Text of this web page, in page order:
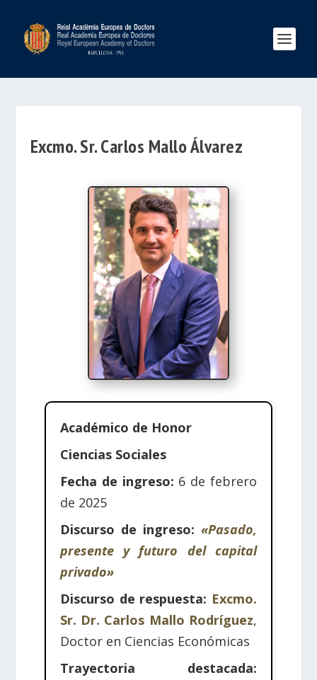
Excmo. Sr. Carlos Mallo Álvarez
Académico de Honor
Ciencias Sociales
Fecha de ingreso: 6 de febrero
de 2025
Discurso de ingreso:«Pasado,
presente y futuro del capital
privado»
Discurso de respuesta: Excmo.
Sr. Dr. Carlos Mallo Rodríguez,
Doctor en Ciencias Económicas
Trayectoria destacada: